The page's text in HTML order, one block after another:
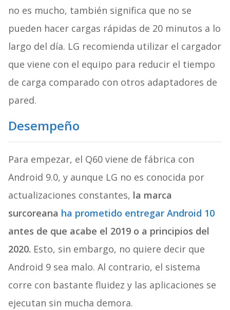
no es mucho, también significa que no se
pueden hacer cargas rápidas de 20 minutos a lo
largo del día. LG recomienda utilizar el cargador
que viene con el equipo para reducir el tiempo
de carga comparado con otros adaptadores de
pared.
Desempeño
Para empezar, el Q60 viene de fábrica con
Android 9.0, y aunque LG no es conocida por
actualizaciones constantes, la marca
surcoreana ha prometido entregar Android 10
antes de que acabe el 2019 o a principios del
2020. Esto, sin embargo, no quiere decir que
Android 9 sea malo. Al contrario, el sistema
corre con bastante fluidez y las aplicaciones se
ejecutan sin mucha demora.